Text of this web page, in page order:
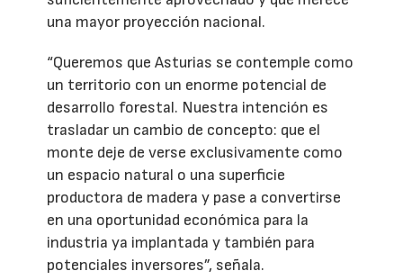
una mayor proyección nacional.
“Queremos que Asturias se contemple como
un territorio con un enorme potencial de
desarrollo forestal. Nuestra intención es
trasladar un cambio de concepto: que el
monte deje de verse exclusivamente como
un espacio natural o una superficie
productora de madera y pase a convertirse
en una oportunidad económica para la
industria ya implantada y también para
potenciales inversores”, señala.